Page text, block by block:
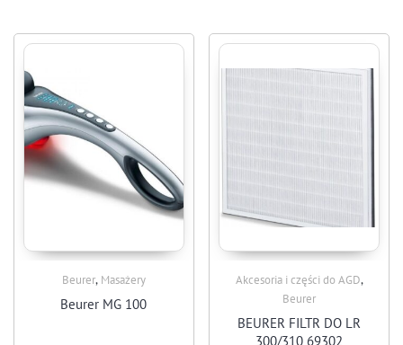
Beurer, Masażery
Beurer MG 100
Akcesoria i części do AGD,
Beurer
BEURER FILTR DO LR
300/310 69302